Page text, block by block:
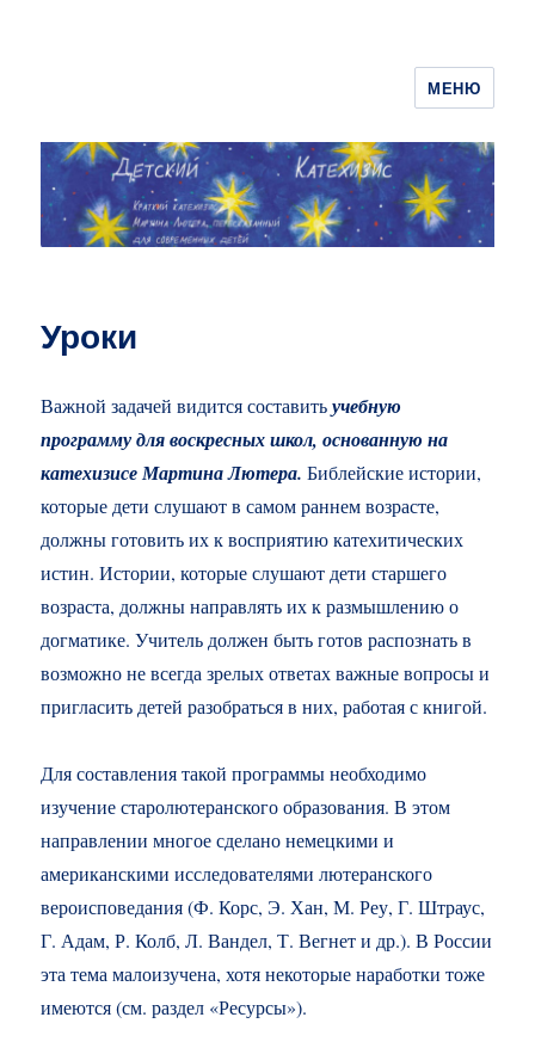
МЕНЮ
Уроки
Важной задачей видится составитьучебную
программу для воскресных школ, основанную на
катехизисе Мартина Лютера. Библейские истории,
которые дети слушают в самом раннем возрасте,
должны готовить их к восприятию катехитических
истин. Истории, которые слушают дети старшего
возраста, должны направлять их к размышлению о
догматике. Учитель должен быть готов распознать в
возможно не всегда зрелых ответах важные вопросы и
пригласить детей разобраться в них, работая с книгой.
Для составления такой программы необходимо
изучение старолютеранского образования. В этом
направлении многое сделано немецкими и
американскими исследователями лютеранского
вероисповедания (Ф. Корс, Э. Хан, М. Реу, Г. Штраус,
Г. Адам, Р. Колб, Л. Вандел, Т. Вегнет и др.). В России
эта тема малоизучена, хотя некоторые наработки тоже
имеются (см. раздел «Ресурсы»).